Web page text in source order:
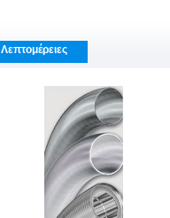
Λεπτομέρειες